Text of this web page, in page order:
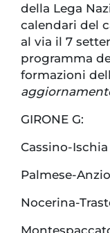
della Lega
calendari del
al via il 7
programma
formazioni
GIRONE G:
Cassino-Ischia
Palmese-Anzio
Nocerina-